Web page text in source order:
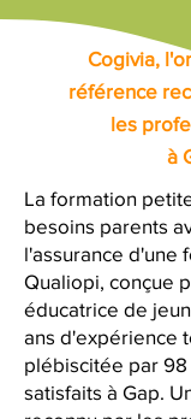
Cogivia,
référence
les
à
La formation
besoins parents
l'assurance d'une
Qualiopi, conçue
éducatrice de
ans d'expérience
plébiscitée par 98
satisfaits à Gap.